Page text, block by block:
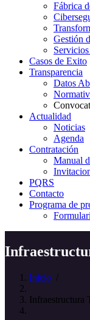
Fábrica
Gestión
Casos de Exito
Transparencia
Datos
Actualidad
Noticias
Agenda
Contratación
Manual
PQRS
Contacto
Programa de
Inicio /
Infraestructura